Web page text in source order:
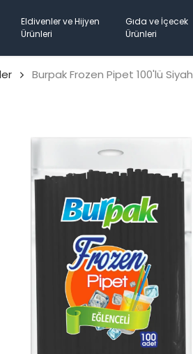
Eldivenler ve Hijyen
Ürünleri
Gıda ve İçecek
Ürünleri
Burpak Frozen Pipet 100'lü Siyah